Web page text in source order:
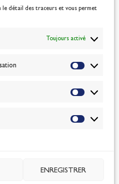
détail des traceurs et vous permet
Toujours activé
ENREGISTRER